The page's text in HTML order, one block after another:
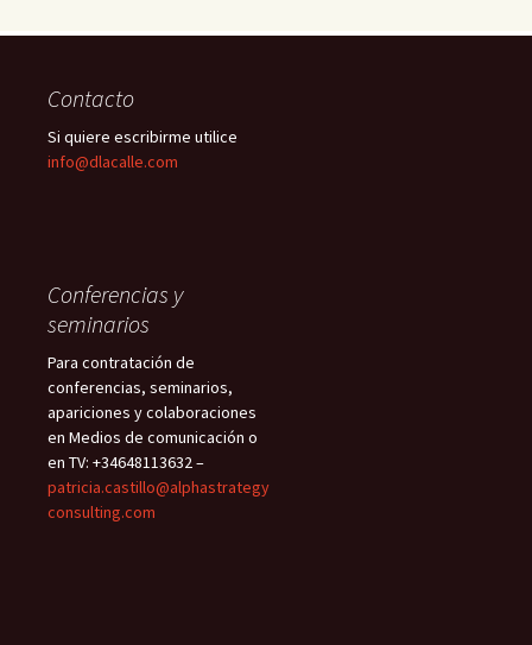
Contacto
Si quiere escribirme utilice
info@dlacalle.com
Conferencias y
seminarios
Para contratación de
conferencias, seminarios,
apariciones y colaboraciones
en Medios de comunicación o
en TV: +34648113632 –
patricia.castillo@alphastrategy
consulting.com